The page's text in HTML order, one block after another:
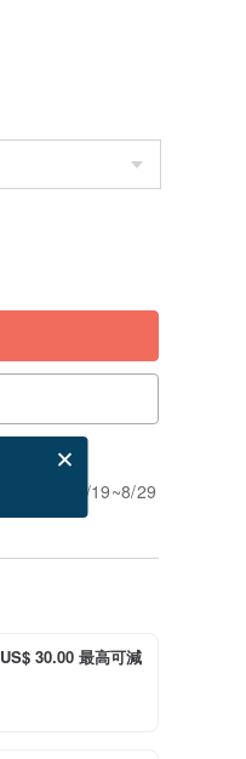
是什麼？
單預估 8/19~8/29
30.00 最高可減